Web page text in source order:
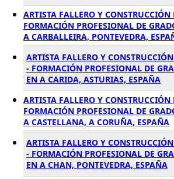
ARTISTA FALLERO Y CONSTRUCCIÓN
FORMACIÓN PROFESIONAL DE
A CARBALLEIRA, PONTEVEDRA,
ARTISTA FALLERO Y
- FORMACIÓN PROFESIONAL DE
EN A CARIDA, ASTURIAS, ESPAÑA
ARTISTA FALLERO Y CONSTRUCCIÓN
FORMACIÓN PROFESIONAL DE
A CASTELLANA, A CORUÑA, ESPAÑA
ARTISTA FALLERO Y
- FORMACIÓN PROFESIONAL DE
EN A CHAN, PONTEVEDRA, ESPAÑA